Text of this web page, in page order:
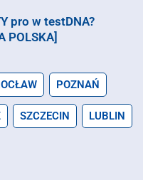
pro w testDNA?
POLSKA]
POZNAŃ
SZCZECIN LUBLIN